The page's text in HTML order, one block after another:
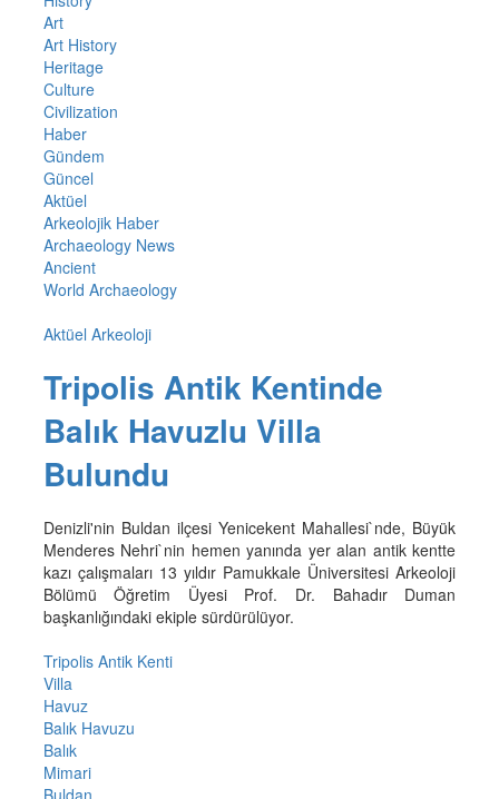
Art
Art History
Heritage
Culture
Civilization
Haber
Gündem
Güncel
Aktüel
Arkeolojik Haber
Archaeology News
Ancient
World Archaeology
Aktüel Arkeoloji
Tripolis Antik Kentinde
Balık Havuzlu Villa
Bulundu
Denizli'nin Buldan ilçesi Yenicekent Mahallesi`nde, Büyük
Menderes Nehri`nin hemen yanında yer alan antik kentte
kazı çalışmaları 13 yıldır Pamukkale Üniversitesi Arkeoloji
Bölümü Öğretim Üyesi Prof. Dr. Bahadır Duman
başkanlığındaki ekiple sürdürülüyor.
Tripolis Antik Kenti
Villa
Havuz
Balık Havuzu
Balık
Mimari